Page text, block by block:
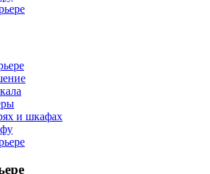
и шкафах